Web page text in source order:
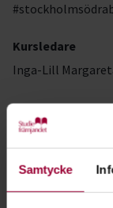
Samtycke
Kursledare
Inga-Lill
Kontakt